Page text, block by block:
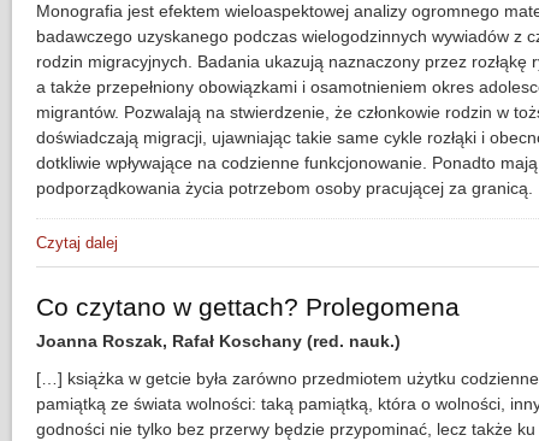
Monografia jest efektem wieloaspektowej analizy ogromnego
badawczego uzyskanego podczas wielogodzinnych wywiadów z
rodzin migracyjnych. Badania ukazują naznaczony przez rozłąkę
a także przepełniony obowiązkami i osamotnieniem okres
migrantów. Pozwalają na stwierdzenie, że członkowie rodzin w
doświadczają migracji, ujawniając takie same cykle rozłąki i
dotkliwie wpływające na codzienne funkcjonowanie. Ponadto
podporządkowania życia potrzebom osoby pracującej za granicą.
Czytaj dalej
Co czytano w gettach? Prolegomena
Joanna Roszak, Rafał Koschany (red. nauk.)
[…] książka w getcie była zarówno przedmiotem użytku
pamiątką ze świata wolności: taką pamiątką, która o wolności,
godności nie tylko bez przerwy będzie przypominać, lecz także